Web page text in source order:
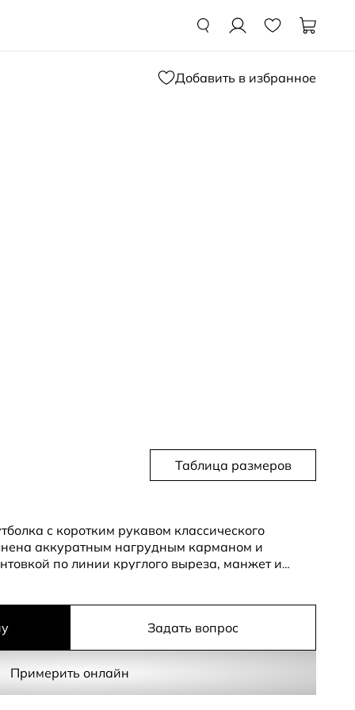
Добавить в избранное
Таблица размеров
с коротким рукавом классического
аккуратным нагрудным карманом и
по линии круглого выреза, манжет и
сочетает в себе 50% натурального
модала. Благодаря модалу трикотаж
стирок. Хлопок гарантирует отличный
комфорт на протяжении всего дня.
Задать вопрос
Примерить онлайн